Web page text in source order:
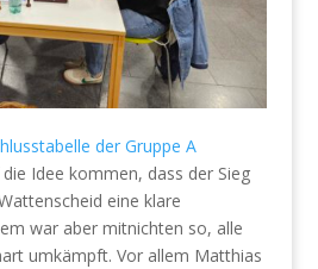
der Gruppe A
Idee kommen, dass der Sieg
eine klare
war aber mitnichten so, alle
umkämpft. Vor allem Matthias